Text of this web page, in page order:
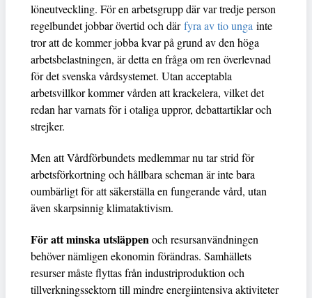
löneutveckling. För en arbetsgrupp där var tredje person
regelbundet jobbar övertid och därfyra av tio unga inte
tror att de kommer jobba kvar på grund av den höga
arbetsbelastningen, är detta en fråga om ren överlevnad
för det svenska vårdsystemet. Utan acceptabla
arbetsvillkor kommer vården att krackelera, vilket det
redan har varnats för i otaliga uppror, debattartiklar och
strejker.
Men att Vårdförbundets medlemmar nu tar strid för
arbetsförkortning och hållbara scheman är inte bara
oumbärligt för att säkerställa en fungerande vård, utan
även skarpsinnig klimataktivism.
För att minska utsläppenoch resursanvändningen
behöver nämligen ekonomin förändras. Samhällets
resurser måste flyttas från industriproduktion och
tillverkningssektorn till mindre energiintensiva aktiviteter